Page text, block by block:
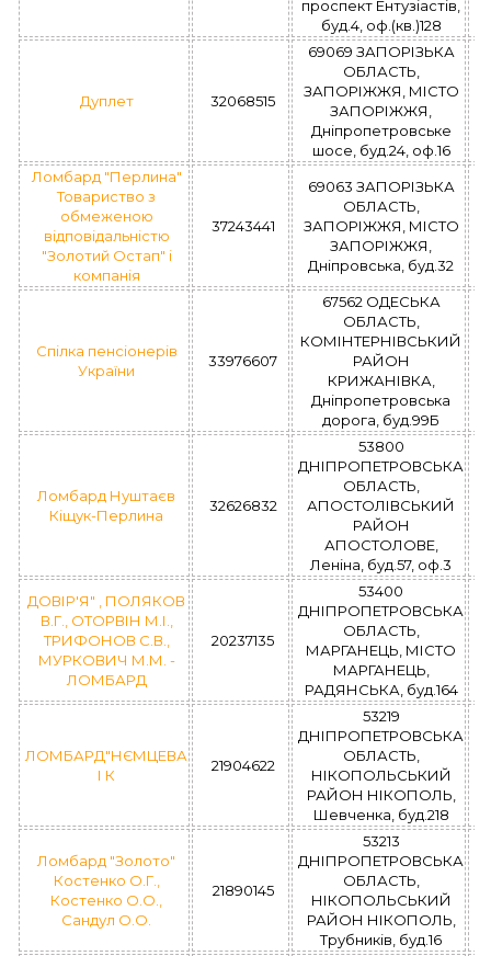
проспект Ентузіастів,
буд.4, оф.(кв.)128
Дуплет 32068515
69069 ЗАПОРІЗЬКА
ОБЛАСТЬ,
ЗАПОРІЖЖЯ, МІСТО
ЗАПОРІЖЖЯ,
Дніпропетровське
шосе, буд.24, оф.16
Ломбард "Перлина"
Товариство з
обмеженою
відповідальністю
"Золотий Остап" і
компанія
37243441
69063 ЗАПОРІЗЬКА
ОБЛАСТЬ,
ЗАПОРІЖЖЯ, МІСТО
ЗАПОРІЖЖЯ,
Дніпровська, буд.32
Спілка пенсіонерів
України
33976607
67562 ОДЕСЬКА
ОБЛАСТЬ,
КОМІНТЕРНІВСЬКИЙ
РАЙОН
КРИЖАНІВКА,
Дніпропетровська
дорога, буд.99Б
Ломбард Нуштаєв
Кіщук-Перлина
32626832
53800
ДНІПРОПЕТРОВСЬКА
ОБЛАСТЬ,
АПОСТОЛІВСЬКИЙ
РАЙОН
АПОСТОЛОВЕ,
Леніна, буд.57, оф.3
ДОВІР'Я" , ПОЛЯКОВ
В.Г., ОТОРВІН М.І.,
ТРИФОНОВ С.В.,
МУРКОВИЧ М.М. -
ЛОМБАРД
20237135
53400
ДНІПРОПЕТРОВСЬКА
ОБЛАСТЬ,
МАРГАНЕЦЬ, МІСТО
МАРГАНЕЦЬ,
РАДЯНСЬКА, буд.164
ЛОМБАРД"НЄМЦЕВА
І К
21904622
53219
ДНІПРОПЕТРОВСЬКА
ОБЛАСТЬ,
НІКОПОЛЬСЬКИЙ
РАЙОН НІКОПОЛЬ,
Шевченка, буд.218
Ломбард "Золото"
Костенко О.Г.,
Костенко О.О.,
Сандул О.О.
21890145
53213
ДНІПРОПЕТРОВСЬКА
ОБЛАСТЬ,
НІКОПОЛЬСЬКИЙ
РАЙОН НІКОПОЛЬ,
Трубників, буд.16